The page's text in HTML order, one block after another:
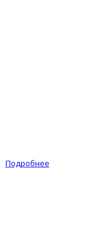
Подробнее